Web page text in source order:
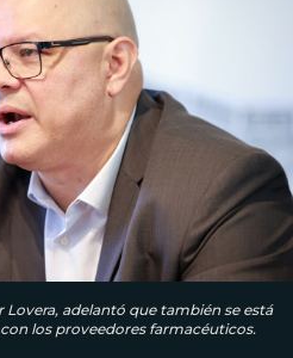
adelantó que también se está
los proveedores farmacéuticos.